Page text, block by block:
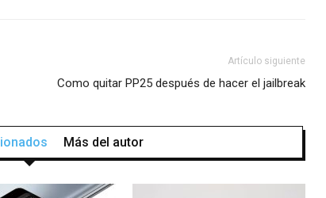
Artículo siguiente
Como quitar PP25 después de hacer el jailbreak
Más del autor